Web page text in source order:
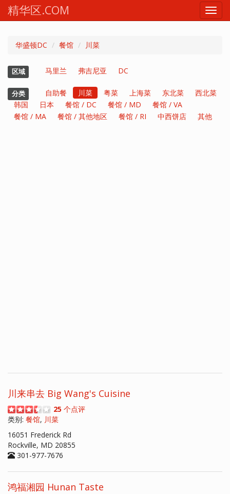
精华区.COM
华盛顿DC 餐馆 川菜
区域 马里兰 弗吉尼亚 DC
分类 自助餐 川菜 粤菜 上海菜 东北菜
西北菜
韩国
日本 餐馆 / DC 餐馆 / MD
餐馆 / VA
餐馆 / MA
餐馆 / 其他地区 餐馆 / RI 中西饼店 其他
川来串去 Big Wang's Cuisine
25 个点评
类别: 餐馆, 川菜
16051 Frederick Rd
Rockville, MD 20855
301-977-7676
鸿福湘园 Hunan Taste